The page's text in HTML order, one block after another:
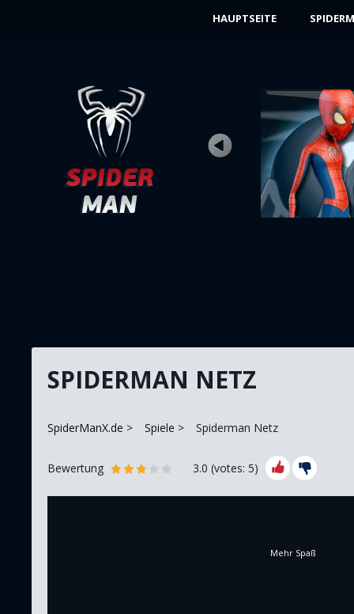
HAUPTSEITE
SPIDERMAN 1
Bewertung
Spiderman wird einen langen Aufstieg bis
zur Spitze des höchsten Gebäudes der ...
JETZT SPIELEN
SPIDERMAN NETZ
SpiderManX.de Spiele Spiderman Netz
Bewertung 3.0 (votes: 5)
Mehr Spaß